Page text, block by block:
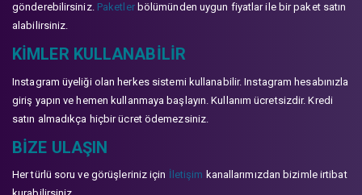
gönderebilirsiniz. Paketlerbölümünden uygun fiyatlar ile bir paket satın
alabilirsiniz.
KIMLER KULLANABILIR
Instagram üyeliği olan herkes sistemi kullanabilir. Instagram hesabınızla
giriş yapın ve hemen kullanmaya başlayın. Kullanım ücretsizdir. Kredi
satın almadıkça hiçbir ücret ödemezsiniz.
BIZE ULAŞIN
Her türlü soru ve görüşleriniz için İletişim kanallarımızdan bizimle irtibat